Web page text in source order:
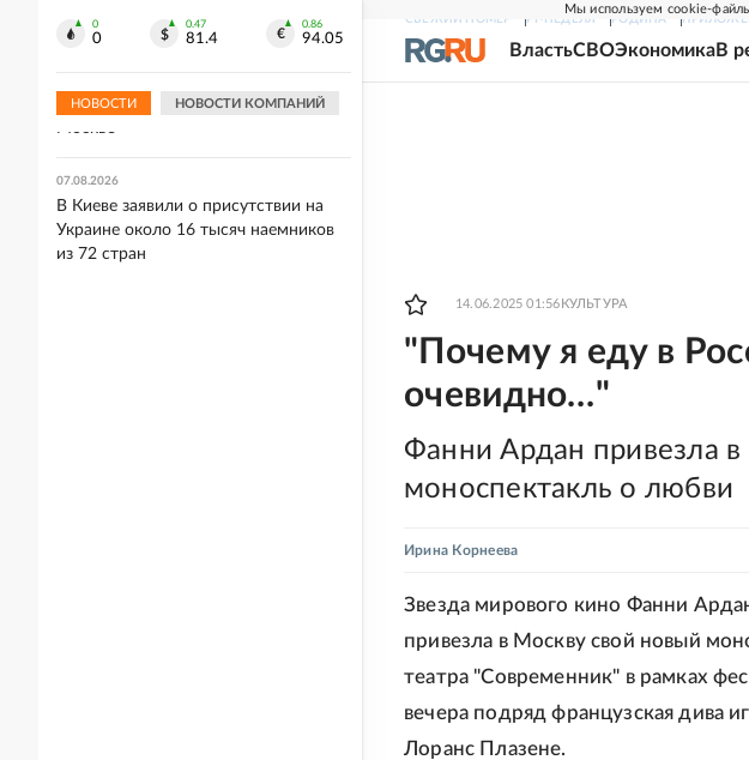
Мы используем cookie-
СВЕЖИЙ НОМЕР РГ-НЕДЕЛЯ РОДИНА
ВластьСВОЭкономикаВ
14.06.2025 01:56 КУЛЬТУРА
"Почему я еду в
очевидно…"
Фанни Ардан привезла
моноспектакль о любви
Ирина Корнеева
Звезда мирового кино Фанни
привезла в Москву свой новый
театра "Современник" в рамках
вечера подряд французская дива
Лоранс Плазене.
0
0
0.47
81.4
0.86
94.05
НОВОСТИ НОВОСТИ КОМПАНИЙ
Иваном Едешко пройдет 7 августа в
Москве
07.08.2026
В Киеве заявили о присутствии на
Украине около 16 тысяч наемников
из 72 стран